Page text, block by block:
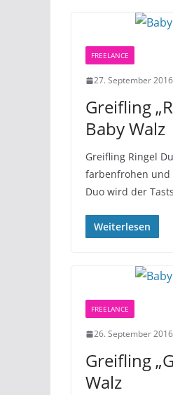
FREELANCE
27. September 2016
Greifling
Baby Walz
Greifling Ringel
farbenfrohen und
Duo wird der
Weiterlesen
FREELANCE
26. September 2016
Greifling
Walz